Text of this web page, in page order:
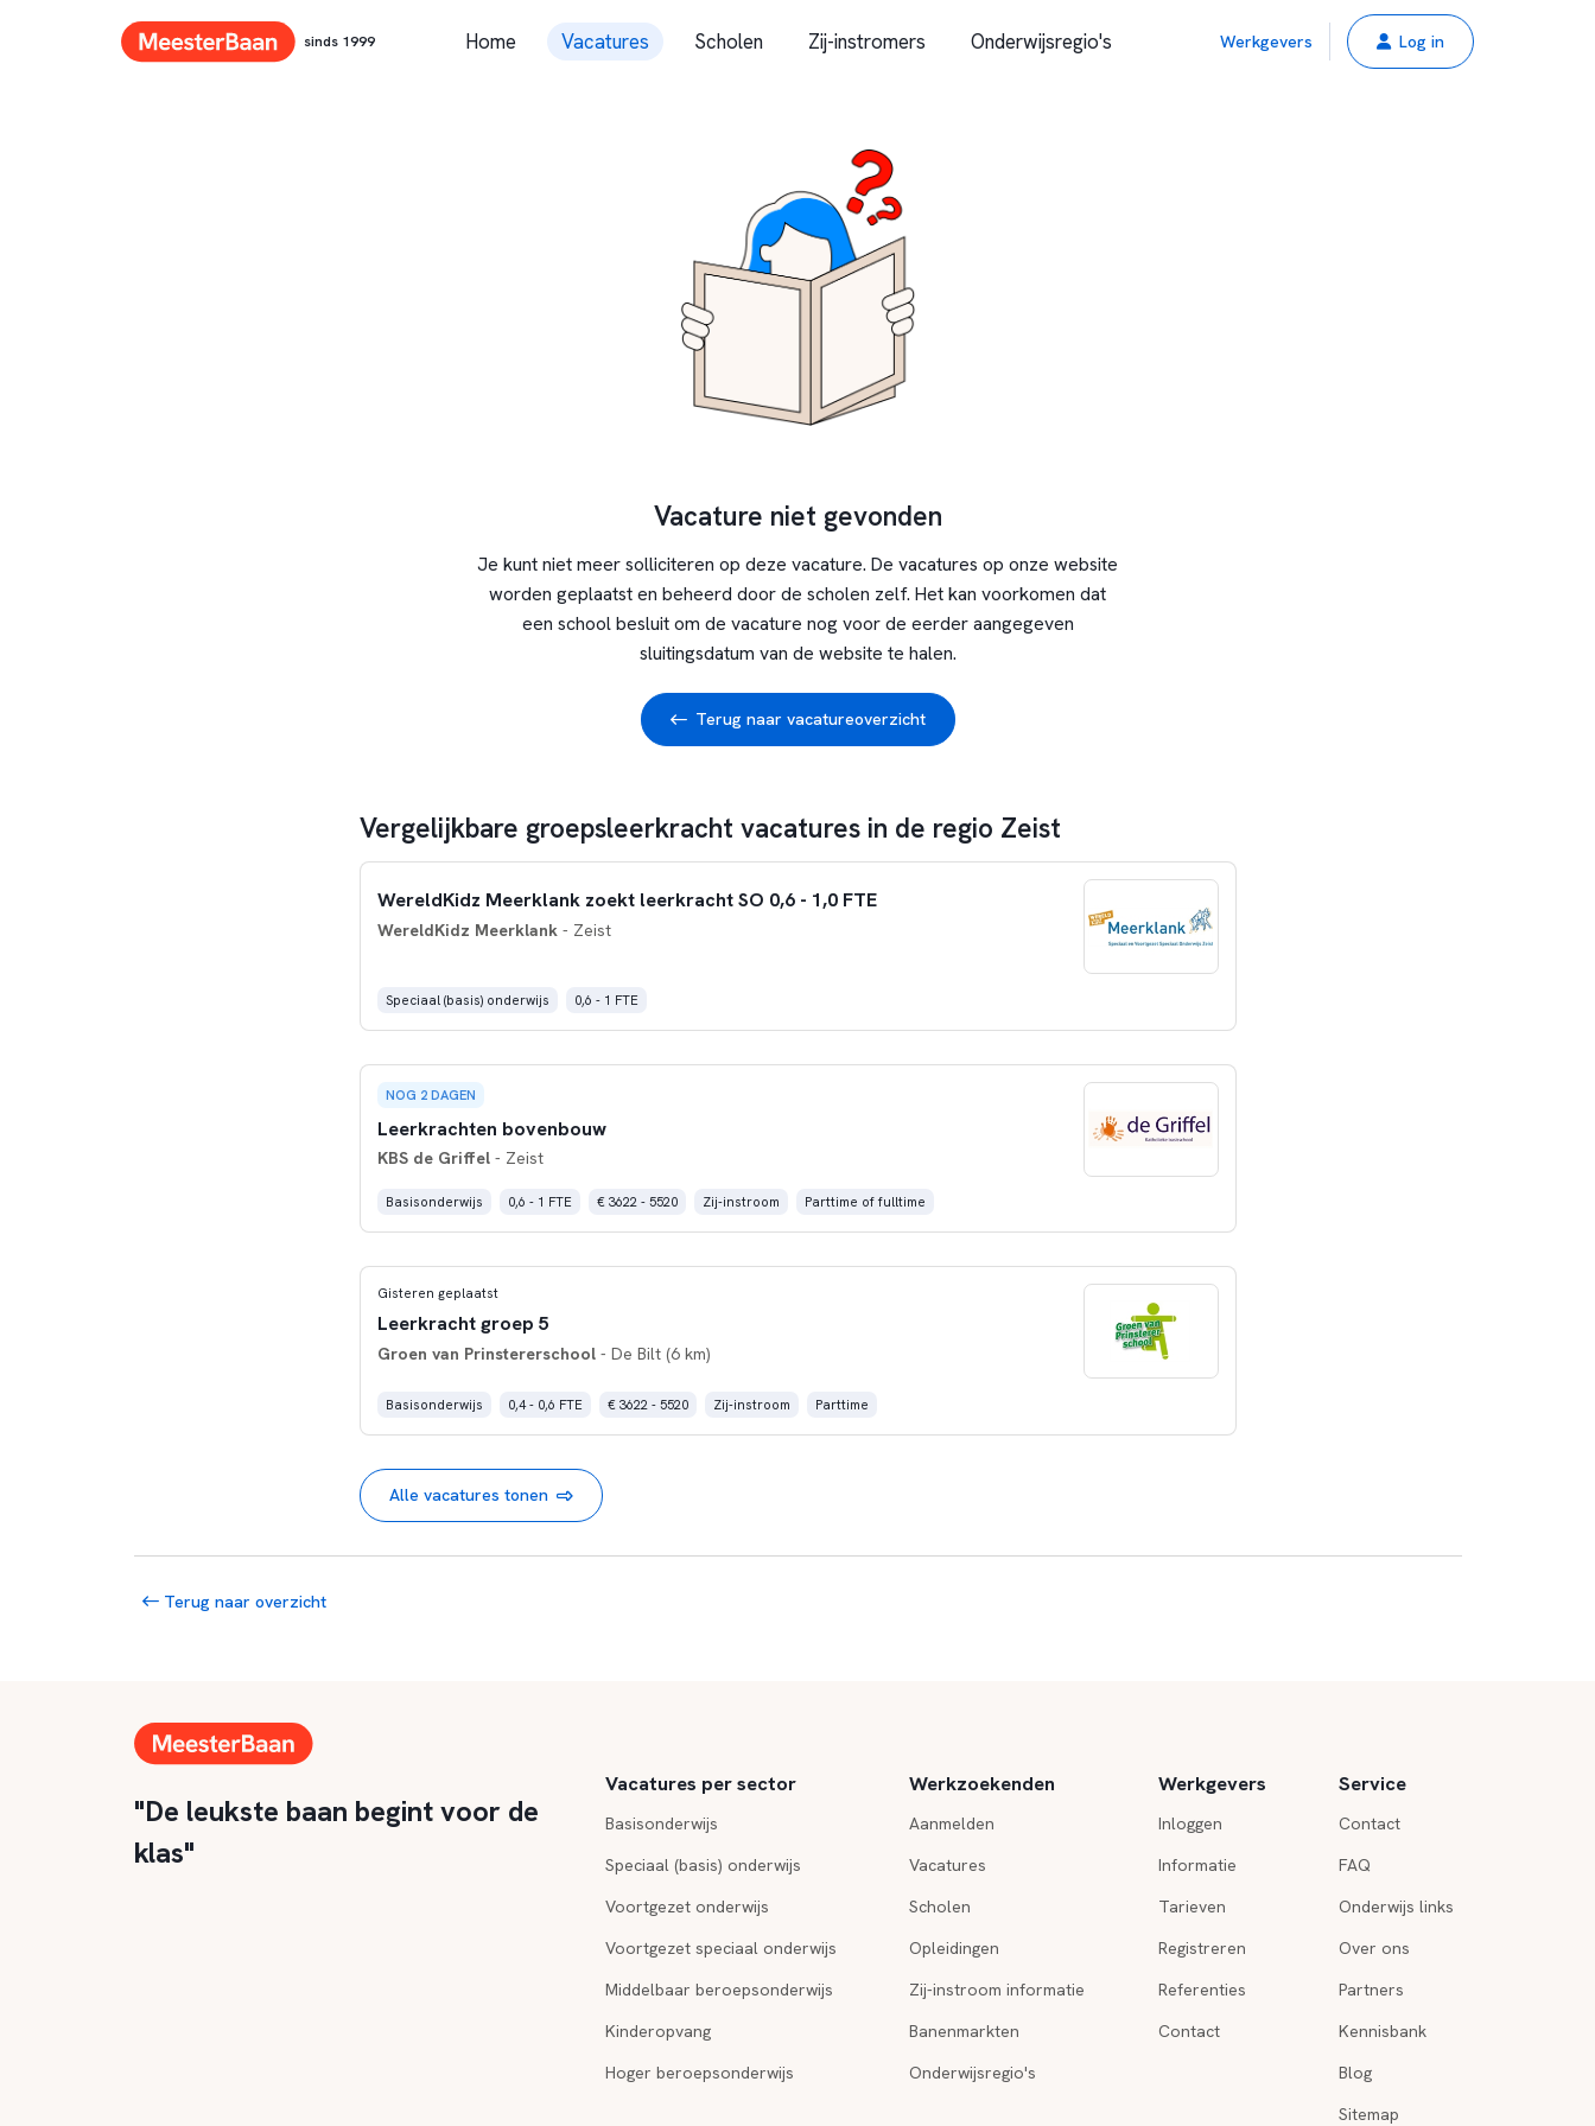
sinds 1999 Home Vacatures Scholen Zij-instromers Onderwijsregio's Werkgevers Log in
Vacature niet gevonden
Je kunt niet meer solliciteren op deze vacature. De vacatures op onze website
worden geplaatst en beheerd door de scholen zelf. Het kan voorkomen dat
een school besluit om de vacature nog voor de eerder aangegeven
sluitingsdatum van de website te halen.
Terug naar vacatureoverzicht
Vergelijkbare groepsleerkracht vacatures in de regio Zeist
WereldKidz Meerklank zoekt leerkracht SO 0,6 - 1,0 FTE
WereldKidz Meerklank - Zeist
Speciaal (basis) onderwijs 0,6 - 1 FTE
NOG 2 DAGEN
Leerkrachten bovenbouw
KBS de Griffel- Zeist
Basisonderwijs 0,6 - 1 FTE € 3622 - 5520 Zij-instroom Parttime of fulltime
Gisteren geplaatst
Leerkracht groep 5
Groen van Prinstererschool- De Bilt (6 km)
Basisonderwijs 0,4 - 0,6 FTE € 3622 - 5520 Zij-instroom Parttime
Alle vacatures tonen
Terug naar overzicht
"De leukste baan begint voor de
klas"
Vacatures per sector
Basisonderwijs
Speciaal (basis) onderwijs
Voortgezet onderwijs
Voortgezet speciaal onderwijs
Middelbaar beroepsonderwijs
Kinderopvang
Hoger beroepsonderwijs
Werkzoekenden
Aanmelden
Vacatures
Scholen
Opleidingen
Zij-instroom informatie
Banenmarkten
Onderwijsregio's
Werkgevers
Inloggen
Informatie
Tarieven
Registreren
Referenties
Contact
Service
Contact
FAQ
Onderwijs links
Over ons
Partners
Kennisbank
Blog
Sitemap